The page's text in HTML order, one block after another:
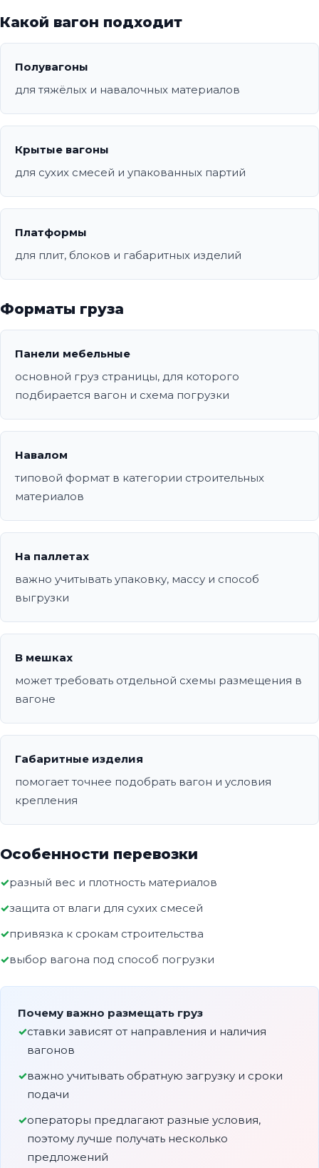
Какой вагон подходит
Полувагоны
для тяжёлых и навалочных материалов
Крытые вагоны
для сухих смесей и упакованных партий
Платформы
для плит, блоков и габаритных изделий
Форматы груза
Панели мебельные
основной груз страницы, для которого
подбирается вагон и схема погрузки
Навалом
типовой формат в категории строительных
материалов
На паллетах
важно учитывать упаковку, массу и способ
выгрузки
В мешках
может требовать отдельной схемы размещения в
вагоне
Габаритные изделия
помогает точнее подобрать вагон и условия
крепления
Особенности перевозки
разный вес и плотность материалов
защита от влаги для сухих смесей
привязка к срокам строительства
выбор вагона под способ погрузки
Почему важно размещать груз
ставки зависят от направления и наличия
вагонов
важно учитывать обратную загрузку и сроки
подачи
операторы предлагают разные условия,
поэтому лучше получать несколько
предложений